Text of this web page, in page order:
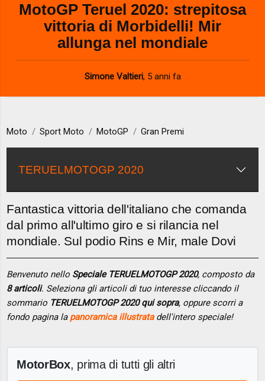
MotoGP Teruel 2020: strepitosa
vittoria di Morbidelli! Mir
allunga nel mondiale
Simone Valtieri, 5 anni fa
Moto Sport Moto MotoGP Gran Premi
TERUELMOTOGP 2020
Fantastica vittoria dell'italiano che comanda
dal primo all'ultimo giro e si rilancia nel
mondiale. Sul podio Rins e Mir, male Dovi
Benvenuto nello Speciale TERUELMOTOGP 2020, composto da
8 articoli. Seleziona gli articoli di tuo interesse cliccando il
sommario TERUELMOTOGP 2020 qui sopra, oppure scorri a
fondo pagina la panoramica illustratadell'intero speciale!
MotorBox, prima di tutti gli altri